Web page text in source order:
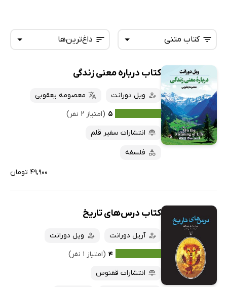
داغ‌ترین‌ها
تازه‌ها
داغ‌ترین‌ها
پرفروش‌ها
پربحث‌ها
کتاب متنی
همه کتاب‌ها
کتاب‌های صوتی
کتاب‌های متنی
کتاب درباره معنی زندگی
ویل دورانت
معصومه یعقوبی
۵ (امتیاز ۲ نفر)
انتشارات سفیر قلم
فلسفه
۴۹,۹۰۰ تومان
کتاب درس‌های تاریخ
آریل دورانت
ویل دورانت
۴ (امتیاز ۱ نفر)
انتشارات ققنوس